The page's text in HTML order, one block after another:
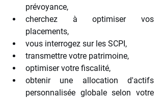
prévoyance,
cherchez à optimiser vos
placements,
vous interrogez sur les SCPI,
transmettre votre patrimoine,
optimiser votre fiscalité,
obtenir une allocation d'actifs
personnalisée globale selon votre